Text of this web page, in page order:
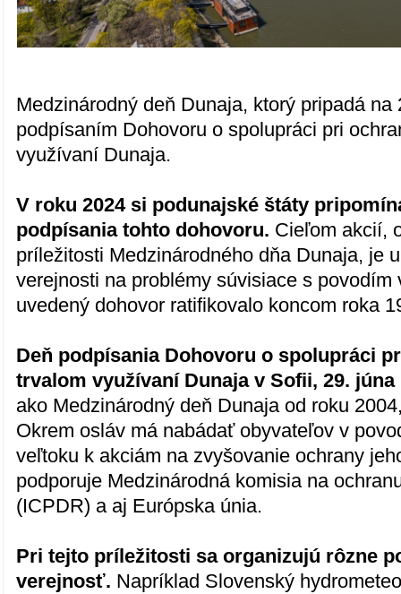
Medzinárodný deň Dunaja, ktorý pripadá
podpísaním Dohovoru o spolupráci pri
využívaní Dunaja.
V roku 2024 si podunajské štáty
podpísania tohto dohovoru. Cieľom akcií,
príležitosti Medzinárodného dňa Dunaja, je
verejnosti na problémy súvisiace s
uvedený dohovor ratifikovalo koncom roka
Deň podpísania Dohovoru o spolupráci
trvalom využívaní Dunaja v Sofii, 29. júna
ako Medzinárodný deň Dunaja od roku
Okrem osláv má nabádať obyvateľov v
veľtoku k akciám na zvyšovanie ochrany
podporuje Medzinárodná komisia na
(ICPDR) a aj Európska únia.
Pri tejto príležitosti sa organizujú rôzne
verejnosť. Napríklad Slovenský